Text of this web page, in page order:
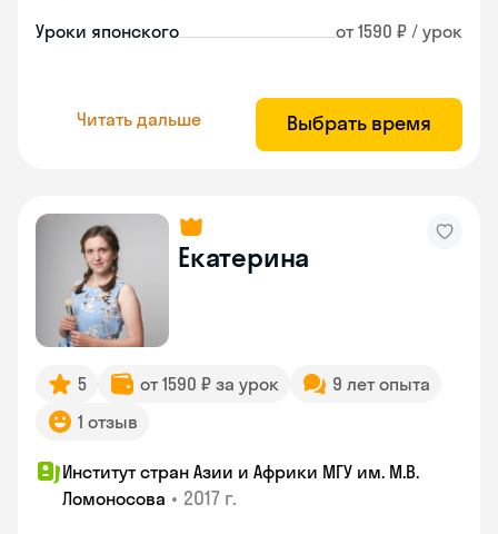
Уроки японского от 1590 ₽ / урок
Читать дальше Выбрать время
Екатерина
5 от 1590 ₽ за урок
9 лет опыта
1 отзыв
Институт стран Азии и Африки МГУ им. М.В.
Ломоносова • 2017 г.